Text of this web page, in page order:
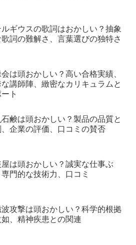
ルギウスの歌詞はおかしい？抽象
歌詞の難解さ、言葉選びの独特さ
は頭おかしい？高い合格実績、
講師陣、緻密なカリキュラムと
ト
鹸は頭おかしい？製品の品質と
、企業の評価、口コミの賛否
屋は頭おかしい？誠実な仕事ぶ
専門的な技術力、口コミ
波攻撃は頭おかしい？科学的根拠
如、精神疾患との関連